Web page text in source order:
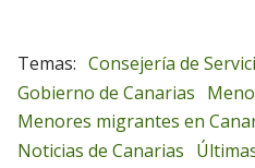
Consejería de
Gobierno de Canarias
Menores migrantes en
Noticias de Canarias